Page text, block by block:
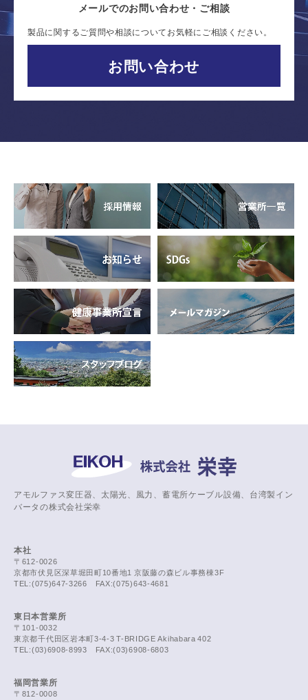
メールでのお問い合わせ・ご相談
製品に関するご質問や相談についてお気軽にご相談ください。
お問い合わせ
アモルファス変圧器、太陽光、風力、蓄電所ケーブル設備、台湾製イン
バータの株式会社栄幸
本社
〒612-0026
京都市伏見区深草堀田町10番地1 京阪藤の森ビル事務棟3F
TEL:(075)647-3266 FAX:(075)643-4681
東日本営業所
〒101-0032
東京都千代田区岩本町3-4-3 T-BRIDGE Akihabara 402
TEL:(03)6908-8993 FAX:(03)6908-6803
福岡営業所
〒812-0008